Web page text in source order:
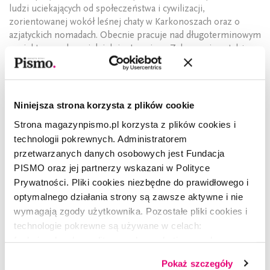
Niniejsza strona korzysta z plików cookie
Strona magazynpismo.pl korzysta z plików cookies i
technologii pokrewnych. Administratorem
przetwarzanych danych osobowych jest Fundacja
PISMO oraz jej partnerzy wskazani w Polityce
Prywatności. Pliki cookies niezbędne do prawidłowego i
optymalnego działania strony są zawsze aktywne i nie
wymagają zgody użytkownika. Pozostałe pliki cookies i
technologie pokrewne są używane w celach:
Pokaż szczegóły
ludzi uciekających od społeczeństwa i cywilizacji,
zorientowanej wokół leśnej chaty w Karkonoszach oraz o
azjatyckich nomadach. Obecnie pracuje nad długoterminowym
projektem o słynnej dzielnicy Legnicy – Zakaczawiu, a także
dokumentuje skutki wojny w Ukrainie.
CZYTAJ TAKŻE